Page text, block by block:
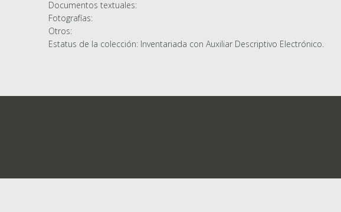
Documentos textuales:
Fotografías:
Otros:
Estatus de la colección: Inventariada con Auxiliar Descriptivo Electrónico.